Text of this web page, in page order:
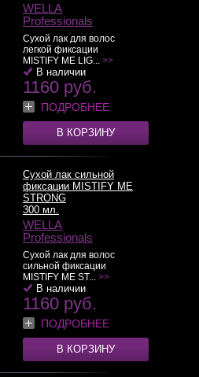
WELLA
Professionals
Сухой лак для волос
легкой фиксации
MISTIFY ME LIG... >>
В наличии
1160 руб.
ПОДРОБНЕЕ
В КОРЗИНУ
Сухой лак сильной
фиксации MISTIFY ME
STRONG
300 мл.
WELLA
Professionals
Сухой лак для волос
сильной фиксации
MISTIFY ME ST... >>
В наличии
1160 руб.
ПОДРОБНЕЕ
В КОРЗИНУ